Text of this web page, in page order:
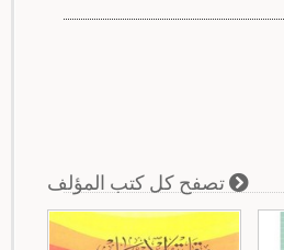
تصفح كل كتب المؤلف